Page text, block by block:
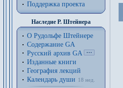
Поддержка проекта
Наследие Р. Штейнера
О Рудольфе Штейнере
Содержание GA
Русский архив GA
Изданные книги
География лекций
Календарь души
18 нед.